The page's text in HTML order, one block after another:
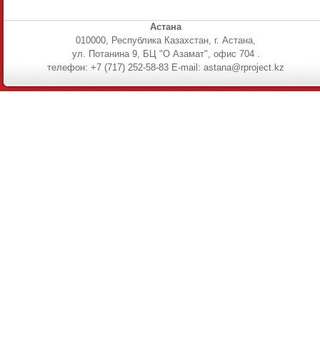
Астана
010000, Республика Казахстан, г. Астана,
ул. Потанина 9, БЦ "О Азамат", офис 704 .
телефон: +7 (717) 252-58-83 E-mail: astana@rproject.kz